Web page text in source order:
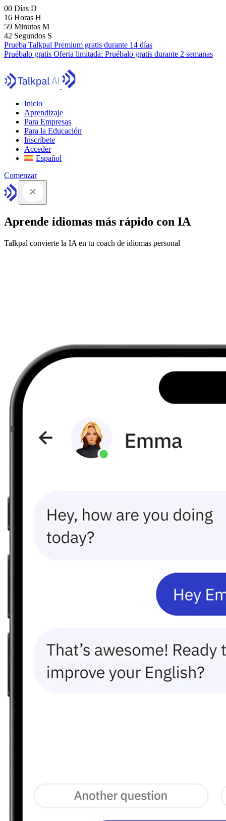
00 Días D
16 Horas H
59 Minutos M
41 Segundos S
Prueba Talkpal Premium gratis durante 14 días
Pruébalo gratis Oferta limitada: Pruébalo gratis durante 2 semanas
Inicio
Aprendizaje
Para Empresas
Para la Educación
Inscríbete
Acceder
Español
Comenzar
Aprende idiomas más rápido con IA
Talkpal convierte la IA en tu coach de idiomas personal